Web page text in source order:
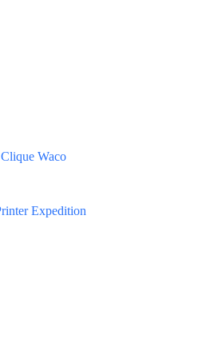
Clique Waco